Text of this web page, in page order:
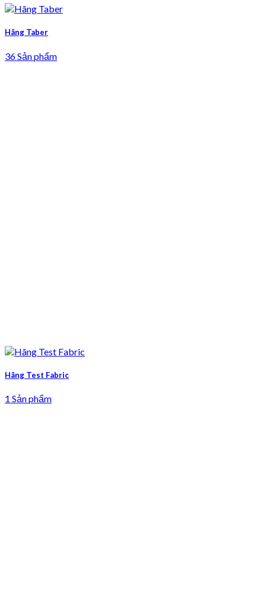
Hãng Taber
36 Sản phẩm
Hãng Test Fabric
1 Sản phẩm